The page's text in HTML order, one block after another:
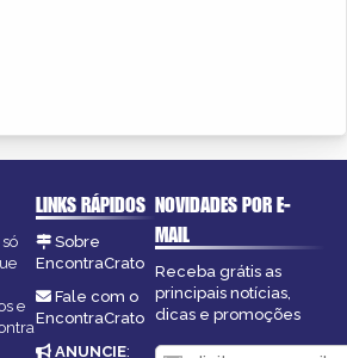
e
LINKS RÁPIDOS
Sobre
EncontraCrato
Fale com o
EncontraCrato
ANUNCIE:
NOVIDADES POR E-
MAIL
Receba grátis as
principais notícias,
dicas e promoções